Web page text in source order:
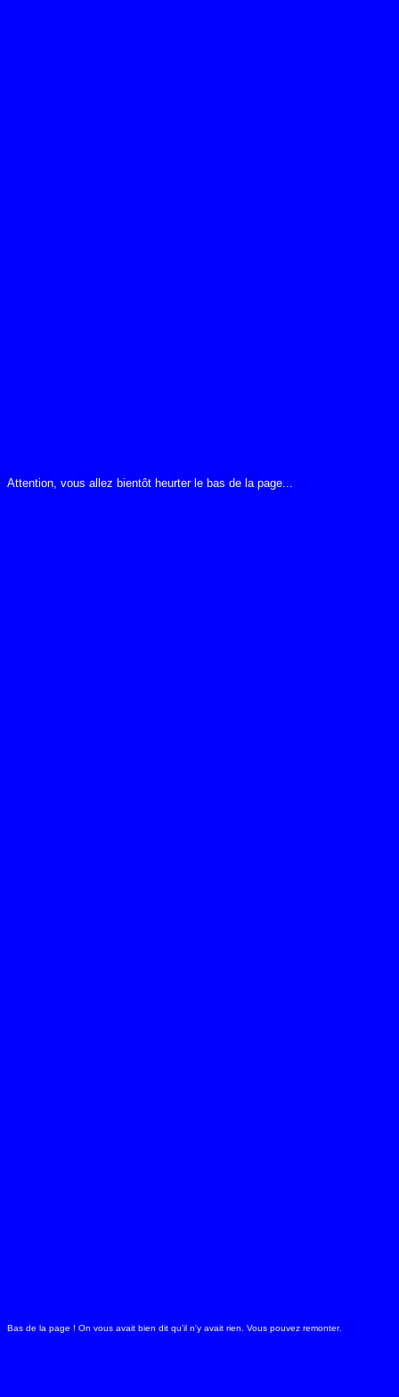
Attention, vous allez bientôt heurter le bas de la page...
Bas de la page ! On vous avait bien dit qu'il n'y avait rien. Vous pouvez remonter.